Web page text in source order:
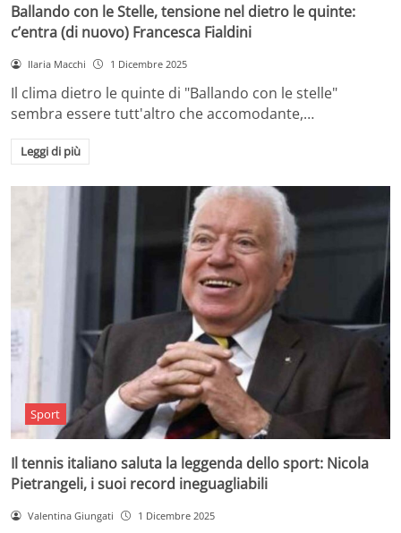
Ballando con le Stelle, tensione nel dietro le quinte:
c’entra (di nuovo) Francesca Fialdini
Ilaria Macchi 1 Dicembre 2025
Il clima dietro le quinte di "Ballando con le stelle"
sembra essere tutt'altro che accomodante,…
Leggi di più
Sport
Il tennis italiano saluta la leggenda dello sport: Nicola
Pietrangeli, i suoi record ineguagliabili
Valentina Giungati 1 Dicembre 2025